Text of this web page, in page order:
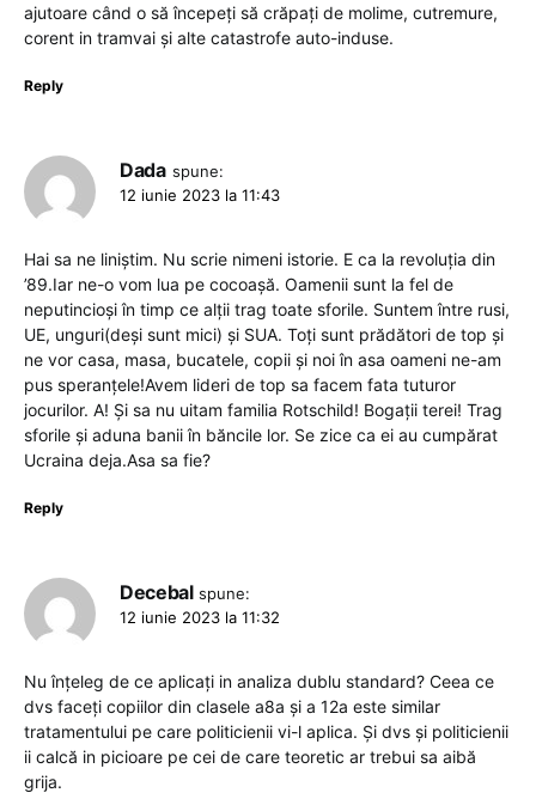
ajutoare când o să începeți să crăpați de molime, cutremure,
corent in tramvai și alte catastrofe auto-induse.
Reply
Dada spune:
12 iunie 2023 la 11:43
Hai sa ne liniștim. Nu scrie nimeni istorie. E ca la revoluția din
’89.Iar ne-o vom lua pe cocoașă. Oamenii sunt la fel de
neputincioși în timp ce alții trag toate sforile. Suntem între rusi,
UE, unguri(deși sunt mici) și SUA. Toți sunt prădători de top și
ne vor casa, masa, bucatele, copii și noi în asa oameni ne-am
pus speranțele!Avem lideri de top sa facem fata tuturor
jocurilor. A! Și sa nu uitam familia Rotschild! Bogații terei! Trag
sforile și aduna banii în băncile lor. Se zice ca ei au cumpărat
Ucraina deja.Asa sa fie?
Reply
Decebal spune:
12 iunie 2023 la 11:32
Nu înțeleg de ce aplicați in analiza dublu standard? Ceea ce
dvs faceți copiilor din clasele a8a și a 12a este similar
tratamentului pe care politicienii vi-l aplica. Și dvs și politicienii
ii calcă in picioare pe cei de care teoretic ar trebui sa aibă
grija.